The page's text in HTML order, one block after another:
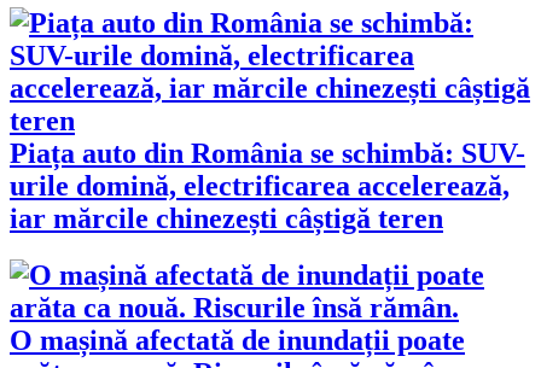
Piața auto din România se schimbă: SUV-
urile domină, electrificarea accelerează,
iar mărcile chinezești câștigă teren
O mașină afectată de inundații poate